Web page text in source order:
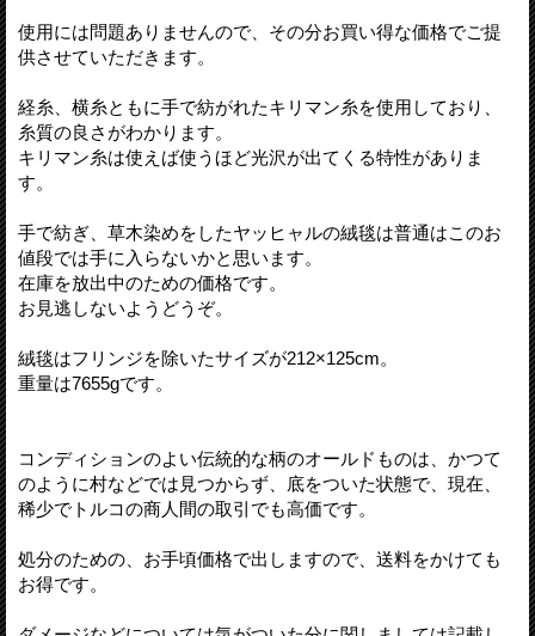
使用には問題ありませんので、その分お買い得な価格でご提
供させていただきます。
経糸、横糸ともに手で紡がれたキリマン糸を使用しており、
糸質の良さがわかります。
キリマン糸は使えば使うほど光沢が出てくる特性がありま
す。
手で紡ぎ、草木染めをしたヤッヒャルの絨毯は普通はこのお
値段では手に入らないかと思います。
在庫を放出中のための価格です。
お見逃しないようどうぞ。
絨毯はフリンジを除いたサイズが212×125cm。
重量は7655gです。
コンディションのよい伝統的な柄のオールドものは、かつて
のように村などでは見つからず、底をついた状態で、現在、
稀少でトルコの商人間の取引でも高価です。
処分のための、お手頃価格で出しますので、送料をかけても
お得です。